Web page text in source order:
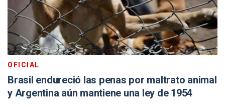
OFICIAL
Brasil endureció las penas por maltrato animal
y Argentina aún mantiene una ley de 1954